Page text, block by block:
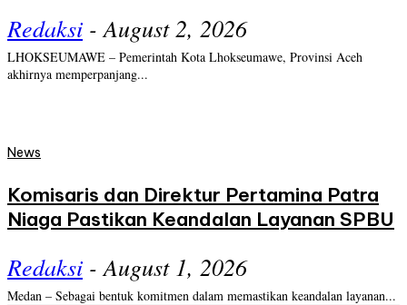
Redaksi - August 2, 2026
LHOKSEUMAWE – Pemerintah Kota Lhokseumawe, Provinsi Aceh
akhirnya memperpanjang...
News
Komisaris dan Direktur Pertamina Patra
Niaga Pastikan Keandalan Layanan SPBU
Redaksi - August 1, 2026
Medan – Sebagai bentuk komitmen dalam memastikan keandalan layanan...